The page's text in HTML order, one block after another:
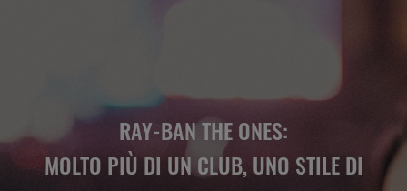
RAY-BAN THE ONES:
MOLTO PIÙ DI UN CLUB, UNO STILE DI